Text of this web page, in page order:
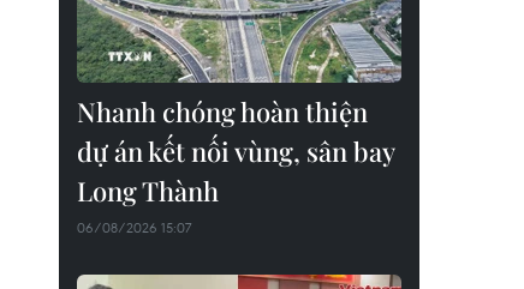
Nhanh chóng hoàn thiện
dự án kết nối vùng, sân bay
Long Thành
06/08/2026 15:07